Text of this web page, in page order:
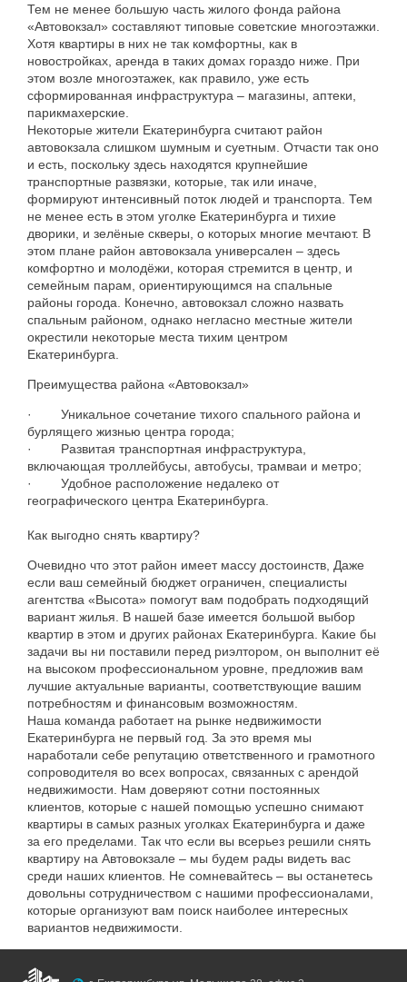
Тем не менее большую часть жилого фонда района
«Автовокзал» составляют типовые советские многоэтажки
Хотя квартиры в них не так комфортны как в
новостройках аренда в таких домах гораздо ниже
При
этом возле многоэтажек как правило уже есть
сформированная инфраструктура – магазины аптеки
парикмахерские
Некоторые жители Екатеринбурга считают район
автовокзала слишком шумным и суетным Отчасти так оно
и есть поскольку здесь находятся крупнейшие
транспортные развязки которые так или иначе
формируют интенсивный поток людей и транспорта Тем
не менее есть в этом уголке Екатеринбурга и тихие
дворики
и зелёные скверы о которых многие мечтают. В
этом плане район автовокзала универсален – здесь
комфортно и молодёжи которая стремится в центр и
семейным парам ориентирующимся на спальные
районы города Конечно автовокзал сложно назвать
спальным районом однако негласно местные жители
окрестили некоторые места тихим центром
Екатеринбурга
Преимущества района «Автовокзал»
· Уникальное сочетание тихого спального района и
бурлящего жизнью центра города;
· Развитая транспортная инфраструктура
включающая троллейбусы автобусы трамваи и метро;
· Удобное расположение недалеко от
географического центра Екатеринбурга
Как выгодно снять квартиру?
Очевидно что этот район имеет массу достоинств Даже
если ваш семейный бюджет ограничен специалисты
агентства «Высота» помогут вам подобрать подходящий
вариант жилья В нашей базе имеется большой выбор
квартир в этом и других районах Екатеринбурга Какие бы
задачи вы ни поставили перед риэлтором он выполнит её
на высоком профессиональном уровне предложив вам
лучшие актуальные варианты соответствующие вашим
потребностям и финансовым возможностям
Наша команда работает на рынке недвижимости
Екатеринбурга не первый год За это время мы
наработали себе репутацию ответственного и грамотного
сопроводителя во всех вопросах связанных с арендой
недвижимости
Нам доверяют сотни постоянных
клиентов которые с нашей помощью успешно снимают
квартиры в самых разных уголках Екатеринбурга и даже
за его пределами Так что если вы всерьез решили снять
квартиру на Автовокзале – мы будем рады видеть вас
среди наших клиентов Не сомневайтесь – вы останетесь
довольны сотрудничеством с нашими профессионалами
которые организуют вам поиск наиболее интересных
вариантов недвижимости